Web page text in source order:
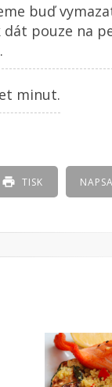
buď
pouze na
minut.
TISK